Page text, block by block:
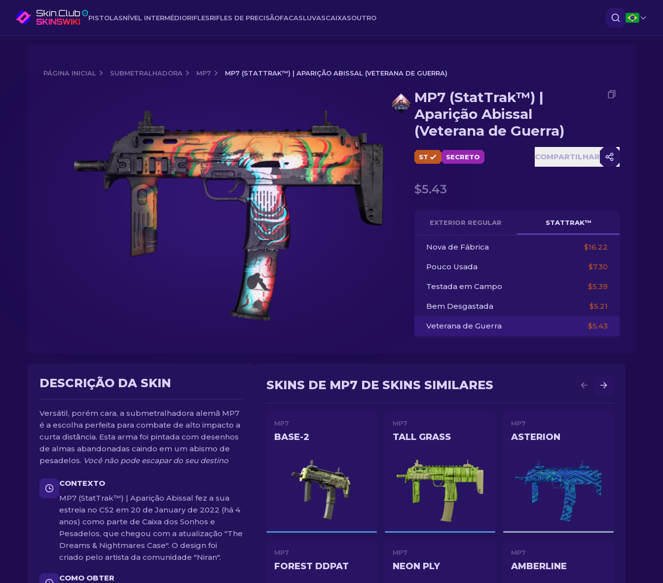
PISTOLASNÍVEL INTERMÉDIORIFLESRIFLES DE PRECISÃOFACASLUVASCAIXASOUTRO
PÁGINA INICIAL SUBMETRALHADORA MP7 MP7 (STATTRAK™) | APARIÇÃO ABISSAL (VETERANA DE GUERRA)
MP7 (StatTrak™) |
Aparição Abissal
(Veterana de Guerra)
ST SECRETO COMPARTILHAR
$5.43
EXTERIOR REGULAR STATTRAK™
Nova de Fábrica $16.22
Pouco Usada $7.30
Testada em Campo $5.39
Bem Desgastada $5.21
Veterana de Guerra $5.43
DESCRIÇÃO DA SKIN
Versátil, porém cara, a submetralhadora alemã MP7
é a escolha perfeita para combate de alto impacto a
curta distância. Esta arma foi pintada com desenhos
de almas abandonadas caindo em um abismo de
pesadelos. Você não pode escapar do seu destino
CONTEXTO
MP7 (StatTrak™) | Aparição Abissal fez a sua
estreia no CS2 em 20 de January de 2022 (há 4
anos) como parte de Caixa dos Sonhos e
Pesadelos, que chegou com a atualização "The
Dreams & Nightmares Case". O design foi
criado pelo artista da comunidade "Niran".
COMO OBTER
SKINS DE MP7 DE SKINS SIMILARES
MP7
BASE-2
MP7
TALL GRASS
MP7
ASTERION
MP7
FOREST DDPAT
MP7
NEON PLY
MP7
AMBERLINE